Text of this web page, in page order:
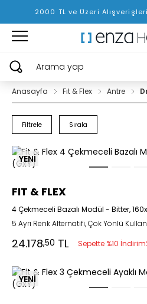
2000 TL ve Üzeri
Arama yap
Anasayfa Fıt & Flex Antre
Filtrele Sırala
YENİ
FIT & FLEX
4 Çekmeceli Bazalı Modül - Bitter,
5 Ayrı Renk Alternatifi, Çok Yönlü
24.178,50 TL Sepette %10 İndirim
YENİ